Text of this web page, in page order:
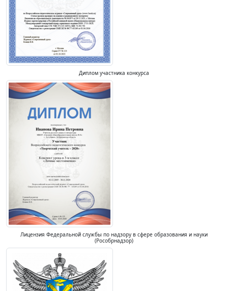
Диплом участника конкурса
Лицензия Федеральной службы по надзору в сфере образования и науки
(Рособрнадзор)